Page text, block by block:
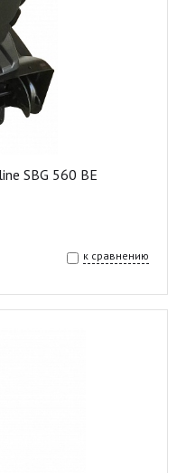
SBG 560 BE
к сравнению